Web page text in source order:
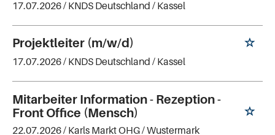
17.07.2026 / KNDS Deutschland / Kassel
Projektleiter (m/w/d)
17.07.2026 / KNDS Deutschland / Kassel
Mitarbeiter Information - Rezeption -
Front Office (Mensch)
22.07.2026 / Karls Markt OHG/ Wustermark